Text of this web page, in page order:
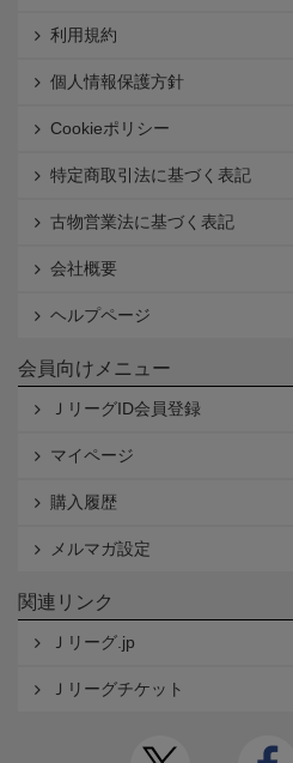
利用規約
個人情報保護方針
Cookieポリシー
特定商取引法に基づく表記
古物営業法に基づく表記
会社概要
ヘルプページ
会員向けメニュー
ＪリーグID会員登録
マイページ
購入履歴
メルマガ設定
関連リンク
Ｊリーグ.jp
Ｊリーグチケット